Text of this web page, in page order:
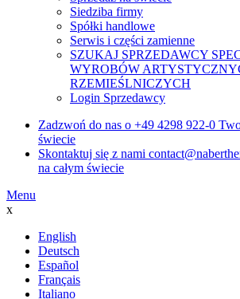
Siedziba firmy
Spółki handlowe
Serwis i części zamienne
SZUKAJ SPRZEDAWCY
WYROBÓW
RZEMIEŚLNICZYCH
Login Sprzedawcy
Zadzwoń do nas o +49 4298 922-0
świecie
Skontaktuj się z nami
na całym świecie
Menu
x
English
Deutsch
Español
Français
Italiano